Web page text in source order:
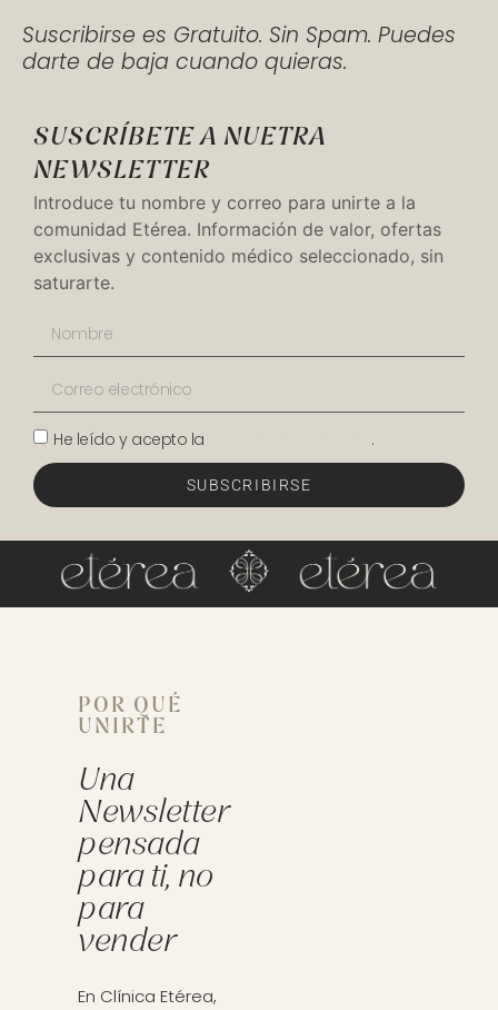
Suscribirse es Gratuito. Sin Spam. Puedes
darte de baja cuando quieras.
SUSCRÍBETE A NUETRA
NEWSLETTER
Introduce tu nombre y correo para unirte a la
comunidad Etérea. Información de valor, ofertas
exclusivas y contenido médico seleccionado, sin
saturarte.
He leído y acepto la .
SUBSCRIBIRSE
POR QUÉ
UNIRTE
Una
Newsletter
pensada
para ti, no
para
vender
En Clínica Etérea,